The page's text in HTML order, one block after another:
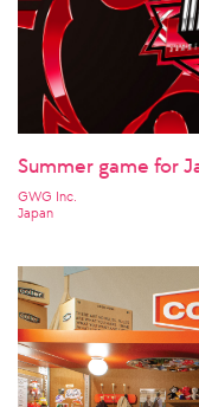
Summer game for
GWG Inc.
Japan